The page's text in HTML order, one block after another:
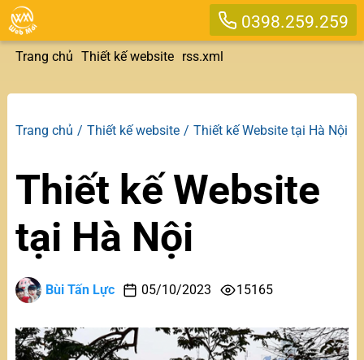
0398.259.259
Trang chủ Thiết kế website rss.xml
Trang chủ Thiết kế website Thiết kế Website tại Hà Nội
Thiết kế Website
tại Hà Nội
Bùi Tấn Lực 05/10/2023 15165